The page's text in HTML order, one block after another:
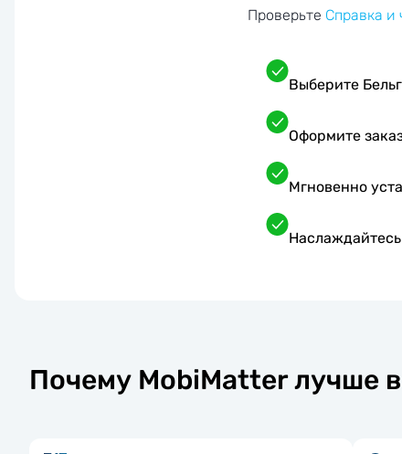
Проверьте Справка и
Выберите
Оформите
Мгновенно
Почему MobiMatter лучше